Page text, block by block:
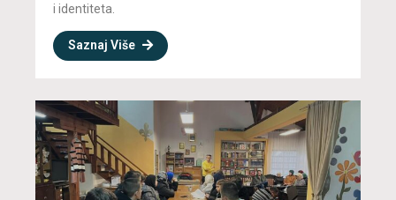
i identiteta.
Saznaj Više